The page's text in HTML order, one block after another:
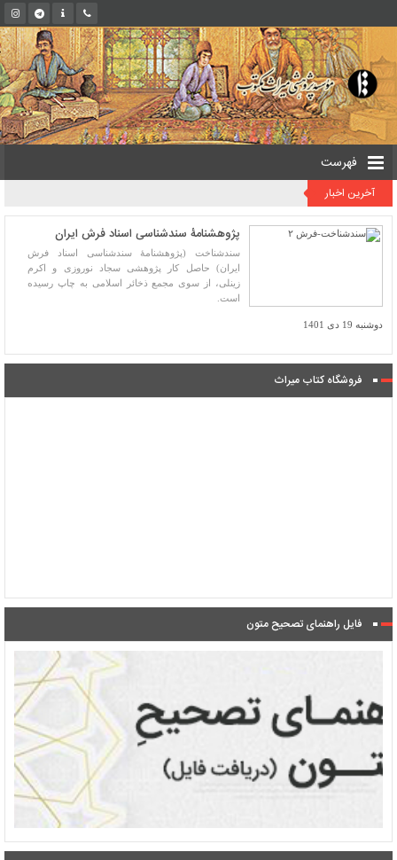
فهرست
آخرین اخبار
پژوهشنامۀ سندشناسی اسناد فرش ایران
سندشناخت (پژوهشنامۀ سندشناسی اسناد فرش
ایران) حاصل کار پژوهشی سجاد نوروزی و اکرم
زینلی، از سوی مجمع ذخائر اسلامی به چاپ رسیده
است.
دوشنبه 19 دی 1401
فروشگاه کتاب میراث
فایل راهنمای تصحیح متون